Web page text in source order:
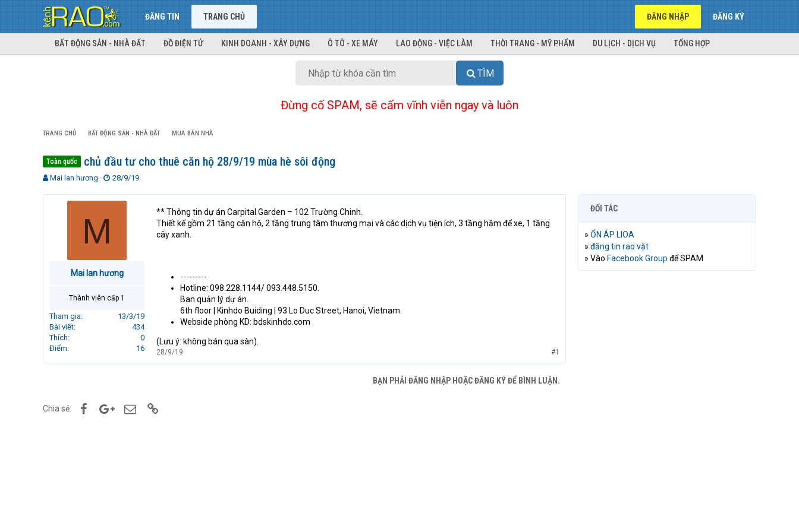
ĐĂNG TIN TRANG CHỦ ĐĂNG NHẬP ĐĂNG KÝ
BẤT ĐỘNG SẢN - NHÀ ĐẤT ĐỒ ĐIỆN TỬ KINH DOANH - XÂY DỰNG Ô TÔ - XE MÁY LAO ĐỘNG - VIỆC LÀM THỜI TRANG - MỸ PHẨM DU LỊCH - DỊCH VỤ TỔNG HỢP
TÌM
Đừng cố SPAM, sẽ cấm vĩnh viễn ngay và luôn
TRANG CHỦ BẤT ĐỘNG SẢN - NHÀ ĐẤT MUA BÁN NHÀ
Toàn quốc chủ đầu tư cho thuê căn hộ 28/9/19 mùa hè sôi động
T
Mai lan hương
N
à
28/9/19
M
Mai lan hương
Thành viên cấp 1
Tham gia
13/3/19
Bài viết
434
Thích
0
Điểm
16
** Thông tin dự án Carpital Garden – 102 Trường Chinh.
Thiết kế gồm 21 tầng căn hộ, 2 tầng trung tâm thương mại và các dịch vụ tiện ích, 3 tầng hầm để xe, 1 tầng
cây xanh.
---------
Hotline: 098.228.1144/ 093.448.5150.
Ban quản lý dự án.
6th floor | Kinhdo Buiding | 93 Lo Duc Street, Hanoi, Vietnam.
Webside phòng KD: bdskinhdo.com
(Lưu ý: không bán qua sàn).
28/9/19 #1
BẠN PHẢI ĐĂNG NHẬP HOẶC ĐĂNG KÝ ĐỂ BÌNH LUẬN.
Chia sẻ: FacebookGoogle+Email
ĐỐI TÁC
» ỔN ÁP LIOA
» đăng tin rao vặt
» Vào Facebook Group để SPAM